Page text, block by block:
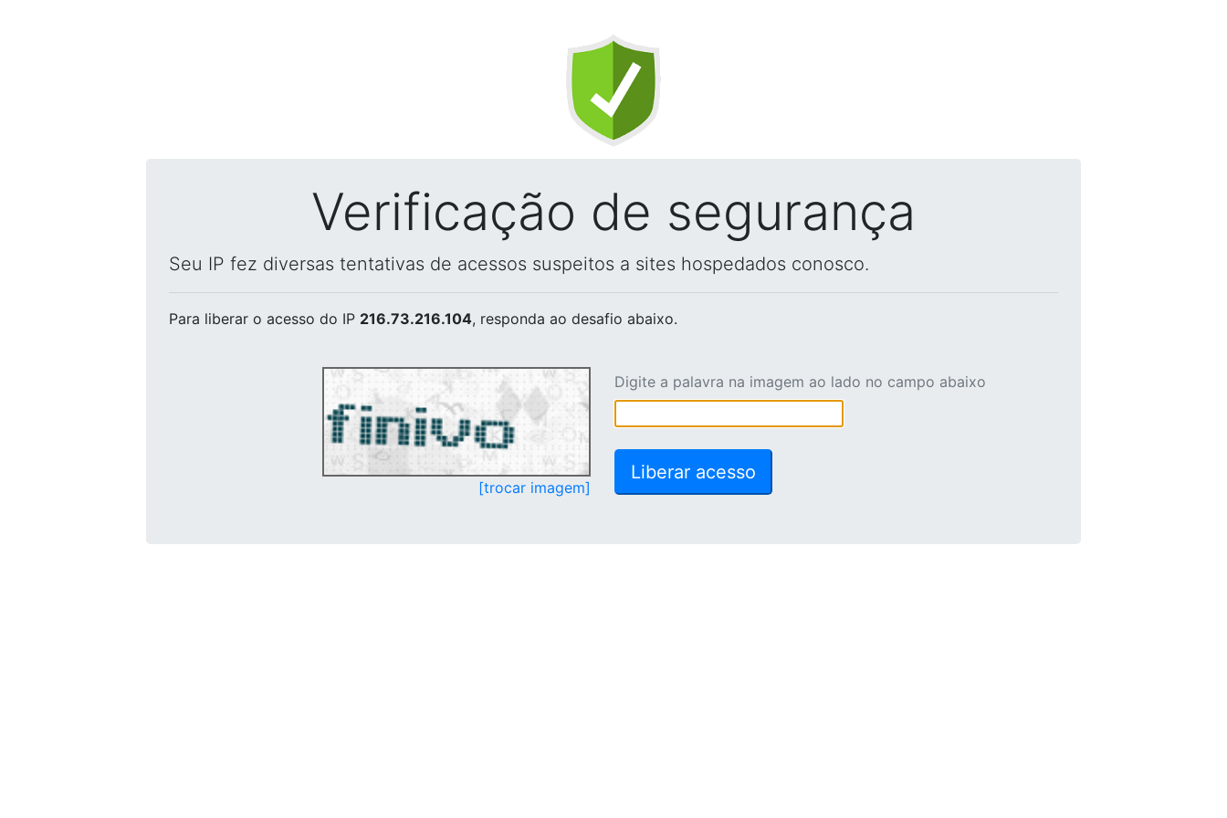
Verificação de segurança
Seu IP fez diversas tentativas de acessos suspeitos a sites hospedados conosco.
Para liberar o acesso do IP 216.73.216.104, responda ao desafio abaixo.
[trocar imagem]
Digite a palavra na imagem ao lado no campo abaixo